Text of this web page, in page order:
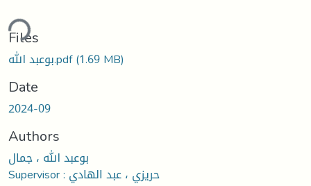
Loading...
Files
بوعبد الله.pdf(1.69 MB)
Date
2024-09
Authors
بوعبد الله ، جمال
Supervisor : حريزي ، عبد الهادي